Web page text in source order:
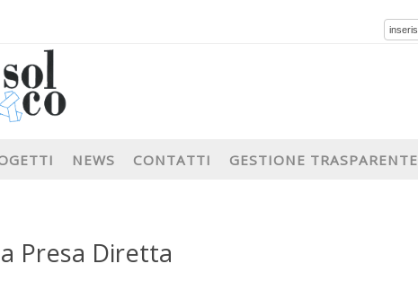
NEWS CONTATTI GESTIONE TRASPARENTE
Presa Diretta